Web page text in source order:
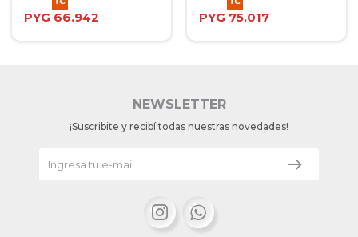
PYG 66.942 PYG 75.017
NEWSLETTER
¡Suscribite y recibí todas nuestras novedades!
 